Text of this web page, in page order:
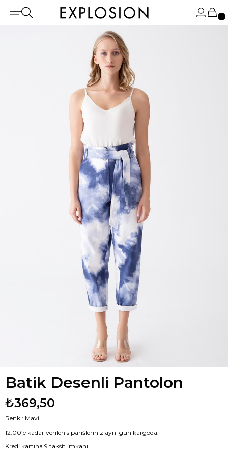
Batik Desenli Pantolon
₺369,50
Renk : Mavi
12:00‘e kadar verilen siparişleriniz aynı gün kargoda.
Kredi kartına 9 taksit imkanı.